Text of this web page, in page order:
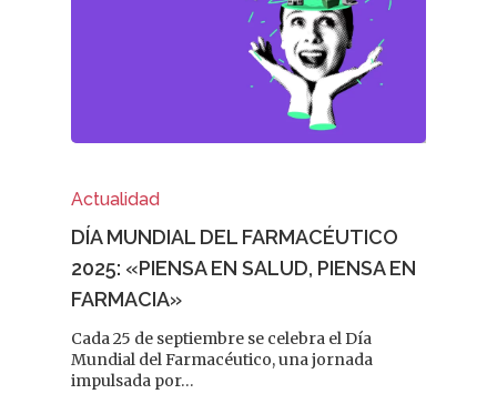
Actualidad
DÍA MUNDIAL DEL FARMACÉUTICO
2025: «PIENSA EN SALUD, PIENSA EN
FARMACIA»
Cada 25 de septiembre se celebra el Día
Mundial del Farmacéutico, una jornada
impulsada por…